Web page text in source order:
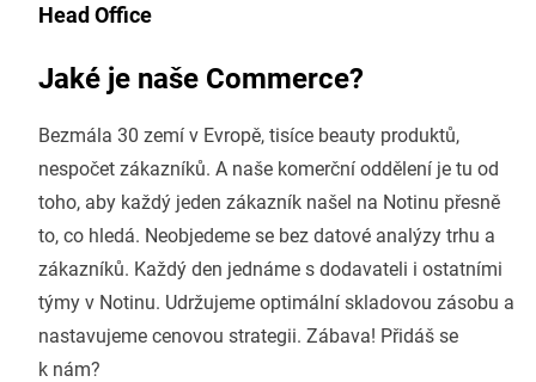
Head Office
Jaké je naše Commerce?
Bezmála 30 zemí v Evropě, tisíce beauty produktů,
nespočet zákazníků. A naše komerční oddělení je tu od
toho, aby každý jeden zákazník našel na Notinu přesně
to, co hledá. Neobjedeme se bez datové analýzy trhu a
zákazníků. Každý den jednáme s dodavateli i ostatními
týmy v Notinu. Udržujeme optimální skladovou zásobu a
nastavujeme cenovou strategii. Zábava! Přidáš se
k nám?